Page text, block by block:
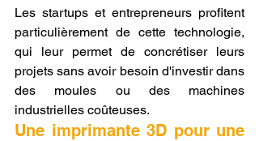
Les startups et entrepreneurs profitent
particulièrement de cette technologie,
qui leur permet de concrétiser leurs
projets sans avoir besoin d'investir dans
des moules ou des machines
industrielles coûteuses.
Une imprimante 3D pour une